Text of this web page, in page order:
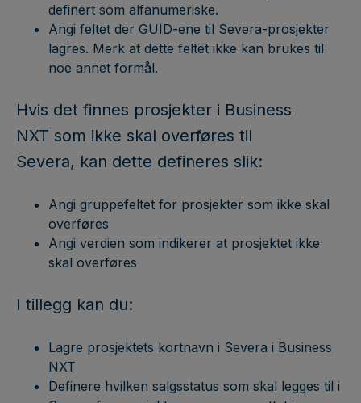
definert som alfanumeriske.
Angi feltet der GUID-ene til Severa-prosjekter
lagres. Merk at dette feltet ikke kan brukes til
noe annet formål.
Hvis det finnes prosjekter i Business
NXT som ikke skal overføres til
Severa, kan dette defineres slik:
Angi gruppefeltet for prosjekter som ikke skal
overføres
Angi verdien som indikerer at prosjektet ikke
skal overføres
I tillegg kan du:
Lagre prosjektets kortnavn i Severa i Business
NXT
Definere hvilken salgsstatus som skal legges til i